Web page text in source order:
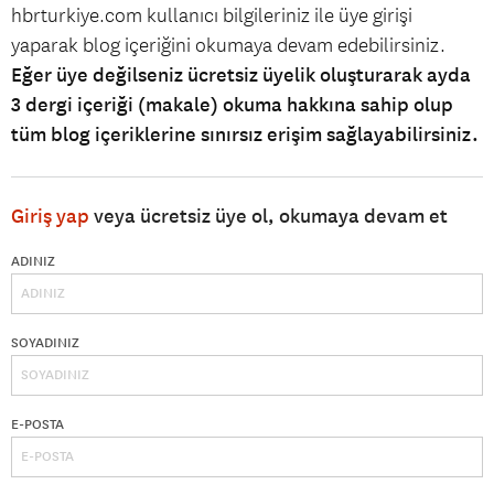
hbrturkiye.com kullanıcı bilgileriniz ile üye girişi
yaparak blog içeriğini okumaya devam edebilirsiniz.
Eğer üye değilseniz ücretsiz üyelik oluşturarak ayda
3 dergi içeriği (makale) okuma hakkına sahip olup
tüm blog içeriklerine sınırsız erişim sağlayabilirsiniz.
Giriş yap veya ücretsiz üye ol, okumaya devam et
ADINIZ
SOYADINIZ
E-POSTA